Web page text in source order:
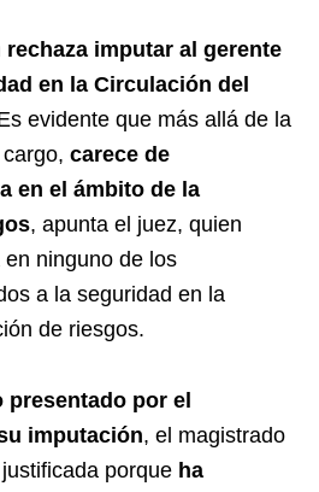
rechaza imputar al gerente
en la Circulación del
evidente que más allá de la
carece de
en el ámbito de la
, apunta el juez, quien
ninguno de los
a la seguridad en la
de riesgos.
presentado por el
imputación, el magistrado
porque ha